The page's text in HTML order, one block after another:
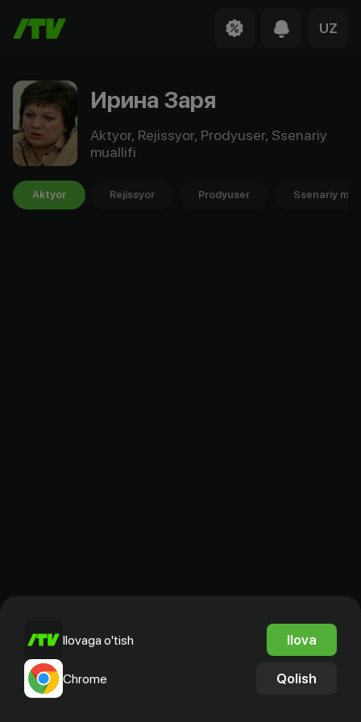
UZ
Ирина Заря
Aktyor, Rejissyor, Prodyuser, Ssenariy
muallifi
Aktyor Rejissyor Prodyuser Ssenariy
Ilovaga o'tish Ilova
Chrome Qolish